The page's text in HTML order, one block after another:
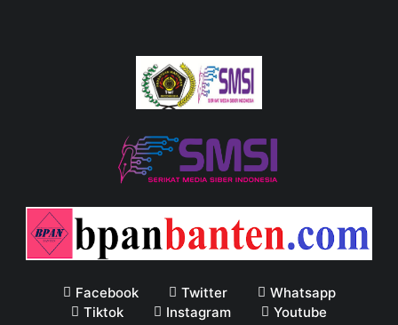
Facebook Twitter
Whatsapp
Tiktok
Instagram Youtube